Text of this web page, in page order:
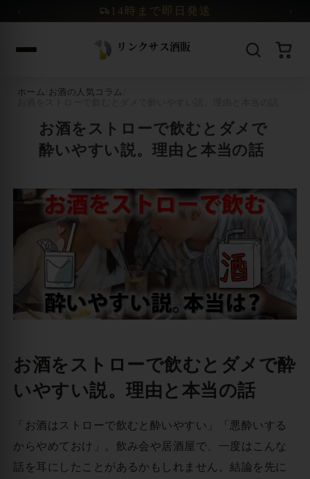
‹ 14時まで即日発送 ›
ホーム お酒の人気コラム
お酒をストローで飲むとダメで
酔いやすい説。理由と本当の話
お酒をストローで飲むとダメで酔
いやすい説。理由と本当の話
「お酒はストローで飲むと酔いやすい」「悪酔いする
からやめておけ」。飲み会や居酒屋で、一度はこんな
話を耳にしたことがあるかもしれません。結論を先に